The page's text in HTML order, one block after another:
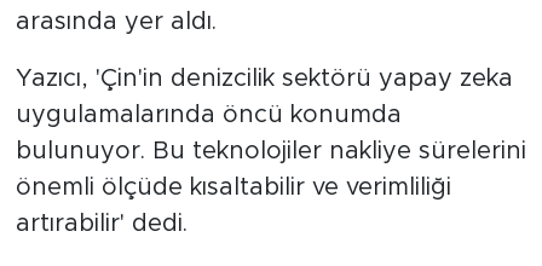
arasında yer aldı.
Yazıcı, 'Çin'in denizcilik sektörü yapay zeka
uygulamalarında öncü konumda
bulunuyor. Bu teknolojiler nakliye sürelerini
önemli ölçüde kısaltabilir ve verimliliği
artırabilir' dedi.